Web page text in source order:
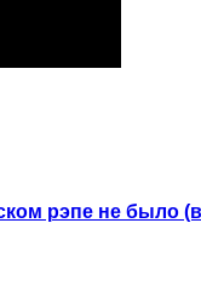
рэпе не было